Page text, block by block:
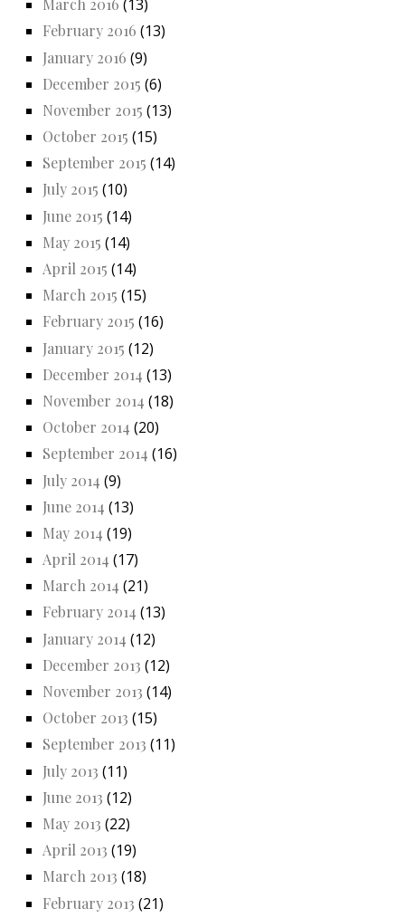
March 2016 (13)
February 2016 (13)
January 2016 (9)
December 2015 (6)
November 2015 (13)
October 2015 (15)
September 2015 (14)
July 2015 (10)
June 2015 (14)
May 2015 (14)
April 2015 (14)
March 2015 (15)
February 2015 (16)
January 2015 (12)
December 2014 (13)
November 2014 (18)
October 2014 (20)
September 2014 (16)
July 2014 (9)
June 2014 (13)
May 2014 (19)
April 2014 (17)
March 2014 (21)
February 2014 (13)
January 2014 (12)
December 2013 (12)
November 2013 (14)
October 2013 (15)
September 2013 (11)
July 2013 (11)
June 2013 (12)
May 2013 (22)
April 2013 (19)
March 2013 (18)
February 2013 (21)